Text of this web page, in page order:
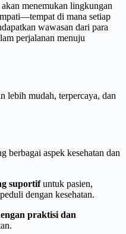
menemukan lingkungan
di mana setiap
wawasan dari para
perjalanan menuju
lebih mudah, terpercaya, dan
berbagai aspek kesehatan dan
suportifuntuk pasien,
dengan kesehatan.
praktisi dan